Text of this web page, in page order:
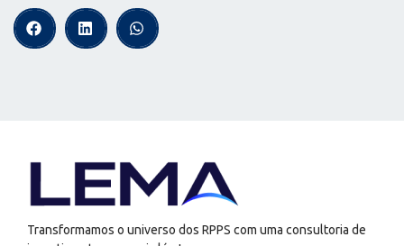
Transformamos o universo dos RPPS com uma consultoria de